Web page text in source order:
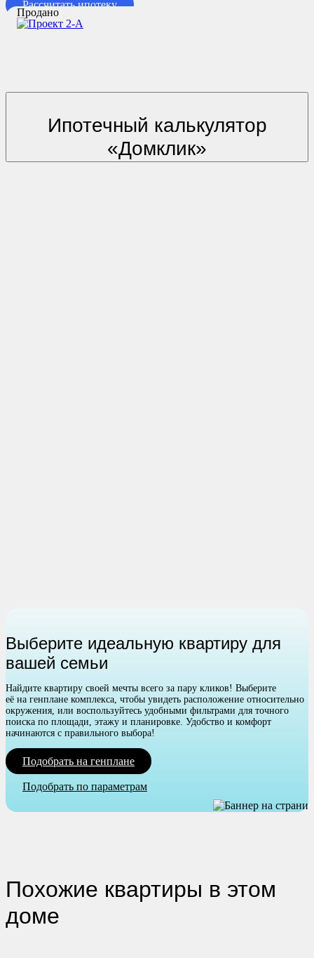
Рассчитать ипотеку
Продано
Ипотечный калькулятор
«Домклик»
Выберите идеальную квартиру для
вашей семьи
Найдите квартиру своей мечты всего за пару кликов! Выберите
её на генплане комплекса, чтобы увидеть расположение относительно
окружения, или воспользуйтесь удобными фильтрами для точного
поиска по площади, этажу и планировке. Удобство и комфорт
начинаются с правильного выбора!
Подобрать на генплане
Подобрать по параметрам
Похожие квартиры в этом
доме